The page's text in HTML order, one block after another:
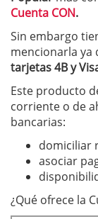
Cuenta CON.
Sin embargo
mencionarla ya
tarjetas 4B y
Este producto
corriente o de
bancarias:
domiciliar
asociar
¿Qué ofrece la